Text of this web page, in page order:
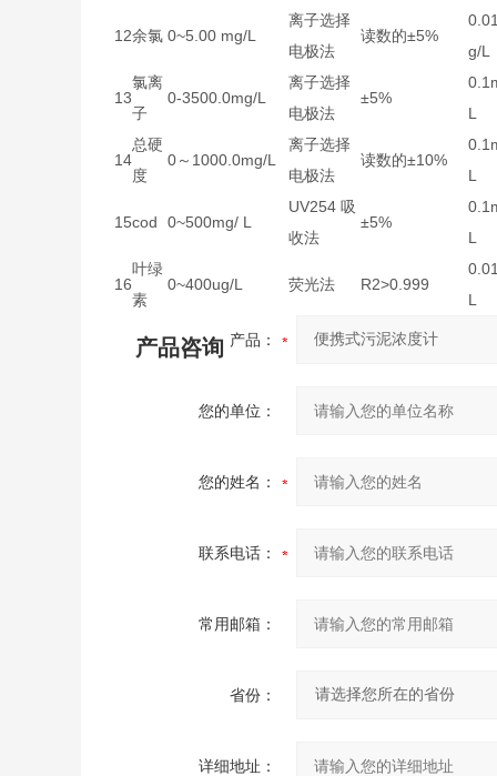
12余氯 0~5.00 mg/L
离子选择
电极法
读数的±5%
g/L
13
氯离
子
0-3500.0mg/L
离子选择
电极法
±5%
L
14
总硬
度
0～1000.0mg/L
离子选择
电极法
读数的±10%
L
15cod 0~500mg/ L
UV254 吸
收法
±5%
L
16
叶绿
素
0~400ug/L 荧光法 R2>0.999
L
产品咨询 产品：
您的单位：
您的姓名：
联系电话：
常用邮箱：
省份：
详细地址：